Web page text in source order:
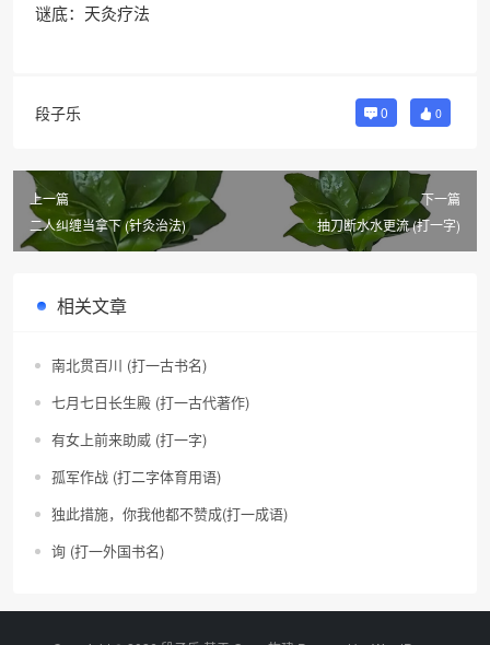
谜底：天灸疗法
段子乐 0 0
上一篇
二人纠缠当拿下 (针灸治法)
下一篇
抽刀断水水更流 (打一字)
相关文章
南北贯百川 (打一古书名)
七月七日长生殿 (打一古代著作)
有女上前来助威 (打一字)
孤军作战 (打二字体育用语)
独此措施，你我他都不赞成(打一成语)
询 (打一外国书名)